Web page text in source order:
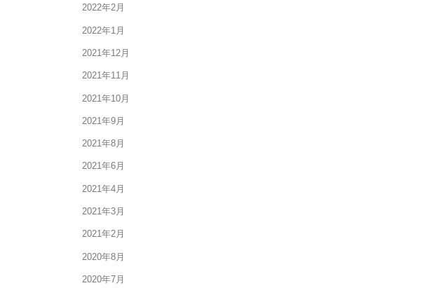
2022年2月
2022年1月
2021年12月
2021年11月
2021年10月
2021年9月
2021年8月
2021年6月
2021年4月
2021年3月
2021年2月
2020年8月
2020年7月